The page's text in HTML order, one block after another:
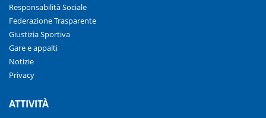
Responsabilità Sociale
Federazione Trasparente
Giustizia Sportiva
Gare e appalti
Notizie
Privacy
ATTIVITÀ